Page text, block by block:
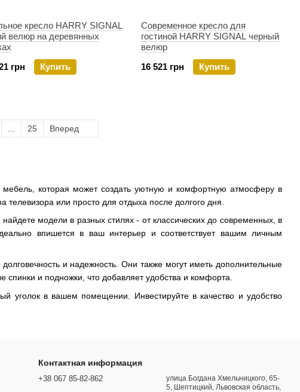
которая может создать уютную и комфортную атмосферу в
или просто для отдыха после долгого дня.
модели в разных стилях - от классических до современных, в
впишется в ваш интерьер и соответствует вашим личным
и надежность. Они также могут иметь дополнительные
и подножки, что добавляет удобства и комфорта.
уголок в вашем помещении. Инвестируйте в качество и удобство
кресло HARRY SIGNAL
велюр на деревянных
грн
Купить
Современное кресло для
гостиной HARRY SIGNAL черный
велюр
16 521 грн
Купить
25 Вперед
Контактная информация
+38 067 85-82-862
улица Богдана Хмельницкого, 65-
5, Шептицкий, Львовская область,